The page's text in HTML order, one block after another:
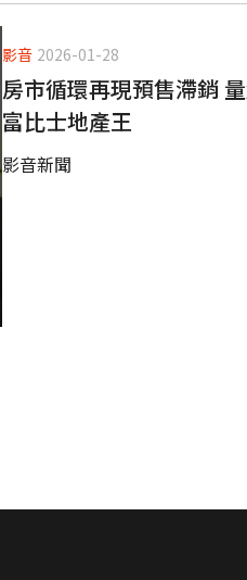
影音 2026-01-28
房市循環再現預售滯銷
富比士地產王
影音新聞